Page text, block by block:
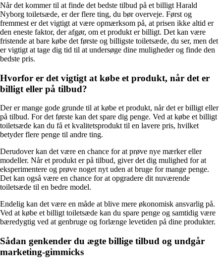
Når det kommer til at finde det bedste tilbud på et billigt Harald
Nyborg toiletsæde, er der flere ting, du bør overveje. Først og
fremmest er det vigtigt at være opmærksom på, at prisen ikke altid er
den eneste faktor, der afgør, om et produkt er billigt. Det kan være
fristende at bare købe det første og billigste toiletsæde, du ser, men det
er vigtigt at tage dig tid til at undersøge dine muligheder og finde den
bedste pris.
Hvorfor er det vigtigt at købe et produkt, når det er
billigt eller på tilbud?
Der er mange gode grunde til at købe et produkt, når det er billigt eller
på tilbud. For det første kan det spare dig penge. Ved at købe et billigt
toiletsæde kan du få et kvalitetsprodukt til en lavere pris, hvilket
betyder flere penge til andre ting.
Derudover kan det være en chance for at prøve nye mærker eller
modeller. Når et produkt er på tilbud, giver det dig mulighed for at
eksperimentere og prøve noget nyt uden at bruge for mange penge.
Det kan også være en chance for at opgradere dit nuværende
toiletsæde til en bedre model.
Endelig kan det være en måde at blive mere økonomisk ansvarlig på.
Ved at købe et billigt toiletsæde kan du spare penge og samtidig være
bæredygtig ved at genbruge og forlænge levetiden på dine produkter.
Sådan genkender du ægte billige tilbud og undgår
marketing-gimmicks